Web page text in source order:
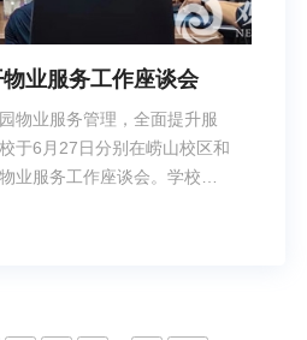
业服务工作座谈会
物业服务管理，全面提升服
于6月27日分别在崂山校区和
业服务工作座谈会。学校党
席座谈会。范其伟指出，与